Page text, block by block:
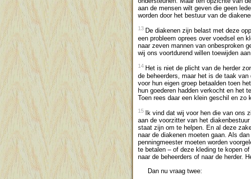
aan de mensen wilt geven die geen
worden door het bestuur van de
13 De diakenen zijn belast met deze
een probleem oprees over voedsel en
naar zeven mannen van onbesproken
wij ons voortdurend willen toewijden
14 Het is niet de plicht van de herder
de beheerders, maar het is de taak
voor hun eigen groep betaalden toen
hun goederen hadden verkocht en het
Toen rees daar een klein geschil en zo
15
Ik vind dat wij voor hen die van ons
aan de voorzitter van het
staat zijn om te helpen. En al deze
naar de diakenen moeten gaan. Als
penningmeester moeten worden
te betalen – of deze kleding te kopen
naar de beheerders of naar de herder.
Dan nu vraag twee: